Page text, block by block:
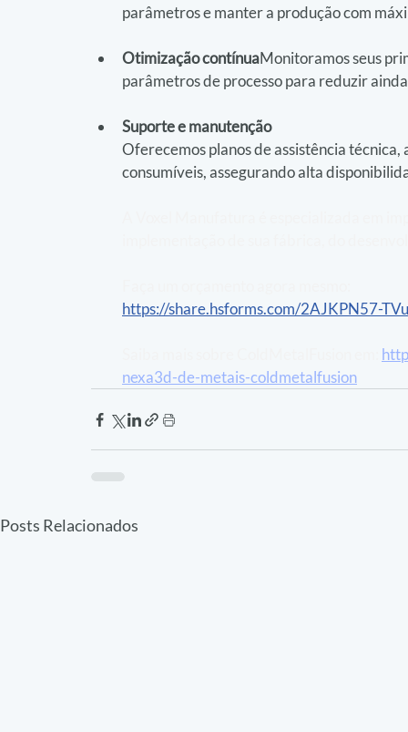
parâmetros e manter a produção com
Otimização contínuaMonitoramos seus
parâmetros de processo para reduzir
Suporte e manutenção
Oferecemos planos de assistência
consumíveis, assegurando alta
https://share.hsforms.com/2AJKPN57-
nexa3d-de-metais-coldmetalfusion
Posts Relacionados